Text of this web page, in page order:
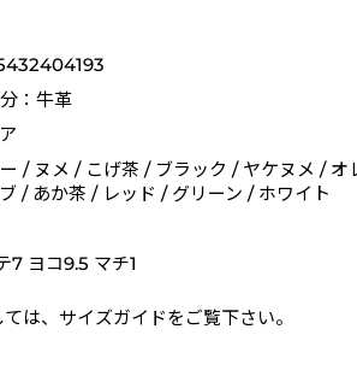
：牛革
/ ヌメ / こげ茶 / ブラック / ヤケヌメ / オ
/ あか茶 / レッド / グリーン / ホワイト
7 ヨコ9.5 マチ1
は、 サイズガイドをご覧下さい。